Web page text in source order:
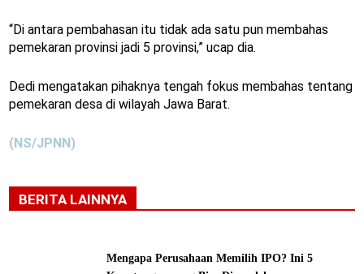
“Di antara pembahasan itu tidak ada satu pun membahas
pemekaran provinsi jadi 5 provinsi,” ucap dia.
Dedi mengatakan pihaknya tengah fokus membahas tentang
pemekaran desa di wilayah Jawa Barat.
(NS/JPNN)
BERITA LAINNYA
Mengapa Perusahaan Memilih IPO? Ini 5